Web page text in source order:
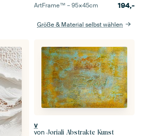
ArtFrame™ –95×45cm 194,-
Größe & Material selbst wählen
v
von Joriali Abstrakte Kunst